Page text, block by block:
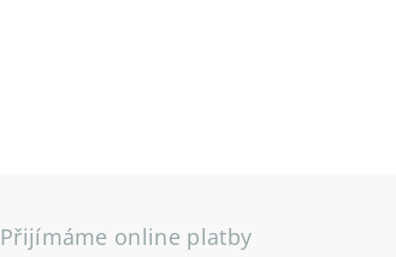
Přijímáme online platby